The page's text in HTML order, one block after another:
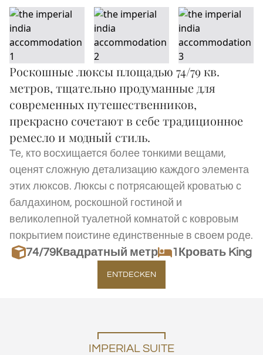
Роскошные люксы площадью 74/79 кв.
метров, тщательно продуманные для
современных путешественников,
прекрасно сочетают в себе традиционное
ремесло и модный стиль.
Те, кто восхищается более тонкими вещами,
оценят сложную детализацию каждого элемента
этих люксов. Люксы с потрясающей кроватью с
балдахином, роскошной гостиной и
великолепной туалетной комнатой с ковровым
покрытием поистине единственные в своем роде.
74/79Квадратный метр 1Кровать King
ENTDECKEN
IMPERIAL SUITE